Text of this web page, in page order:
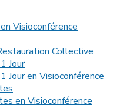
Visioconférence
Collective
Jour
Jour en Visioconférence
en Visioconférence